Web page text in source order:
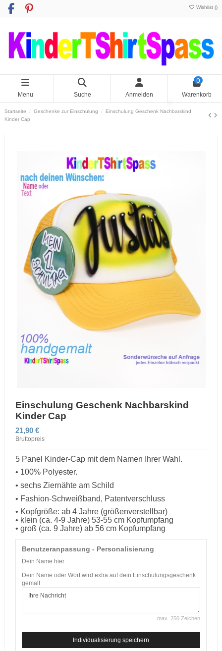
Wishlist ()
Menu Suche Anmelden
0
Warenkorb
Startseite Geschenke zur Einschulung
Einschulung Geschenk Nachbarskind
Kinder Cap
Einschulung Geschenk Nachbarskind
Kinder Cap
21,90 €
Bruttopreis
5 Panel Kinder-Cap mit dem Namen Ihrer Wahl.
• 100% Polyester.
• sechs Ziernähte am Schild
• Fashion-Schweißband, Patentverschluss
• Kopfgröße: ab 4 Jahre (größenverstellbar)
• klein (ca. 4-9 Jahre) 53-55 cm Kopfumpfang
• groß (ca. 9 Jahre) ab 56 cm Kopfumpfang
Benutzeranpassung - Personalisierung
Dein Name hier
Dein Name oder Wort wird extra auf dein Einschulungsgeschenk
gemalt
max. 250 Zeichen
Individualisierung speichern